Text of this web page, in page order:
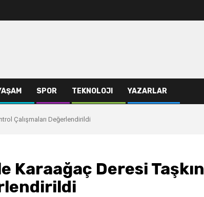
SPOR TEKNOLOJI YAZARLAR
Çalışmaları Değerlendirildi
Karaağaç Deresi Taşkın